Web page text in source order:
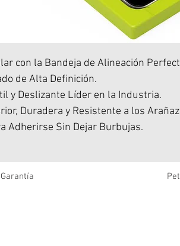
con la Bandeja de Alineación
de Alta Definición.
y Deslizante Líder en la Industria.
Duradera y Resistente a los
Adherirse Sin Dejar Burbujas.